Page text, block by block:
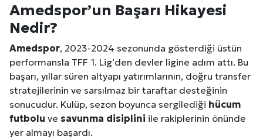
Amedspor’un Başarı Hikayesi
Nedir?
Amedspor, 2023-2024 sezonunda gösterdiği üstün
performansla TFF 1. Lig’den devler ligine adım attı. Bu
başarı, yıllar süren altyapı yatırımlarının, doğru transfer
stratejilerinin ve sarsılmaz bir taraftar desteğinin
sonucudur. Kulüp, sezon boyunca sergilediği hücum
futbolu ve savunma disiplini ile rakiplerinin önünde
yer almayı başardı.